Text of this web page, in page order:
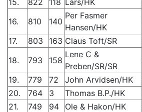
15.
822 118 Lars/HK
16.
810 140
Per Fasmer
Hansen/HK
17.
803 163 Claus Toft/SR
18.
793 158
Lene C &
Preben/SR/SR
19.
779 72 John Arvidsen/HK
20.
764 3 Thomas B.P./HK
21.
749 94 Ole & Hakon/HK